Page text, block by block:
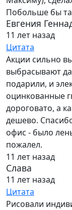
Побольше бы
Евгения
11 лет назад
Цитата
Акции сильно
выбрасывают
подарили, и
оцинкованные
дороговато, а
дешево.
офис - было
пожалел.
11 лет назад
Слава
11 лет назад
Цитата
Рисовали